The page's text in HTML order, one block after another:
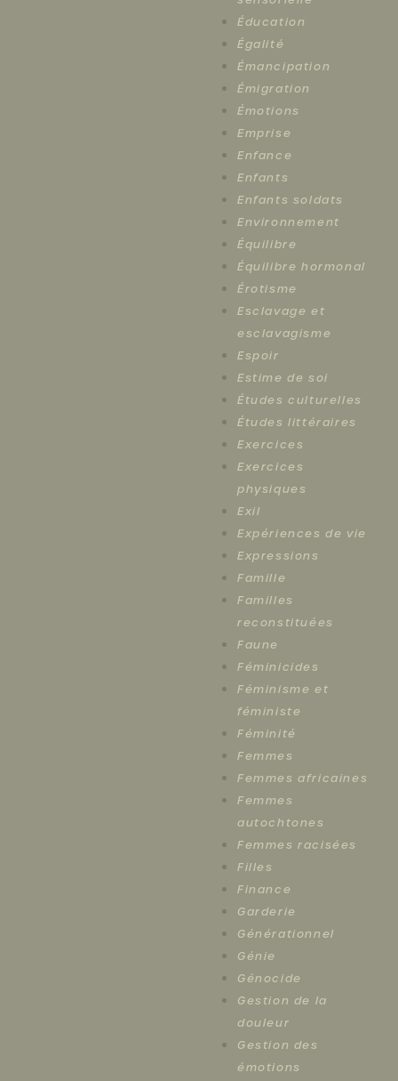
Éducation
Égalité
Émancipation
Émigration
Émotions
Emprise
Enfance
Enfants
Enfants soldats
Environnement
Équilibre
Équilibre hormonal
Érotisme
Esclavage et
esclavagisme
Espoir
Estime de soi
Études culturelles
Études littéraires
Exercices
Exercices
physiques
Exil
Expériences de vie
Expressions
Famille
Familles
reconstituées
Faune
Féminicides
Féminisme et
féministe
Féminité
Femmes
Femmes africaines
Femmes
autochtones
Femmes racisées
Filles
Finance
Garderie
Générationnel
Génie
Génocide
Gestion de la
douleur
Gestion des
émotions